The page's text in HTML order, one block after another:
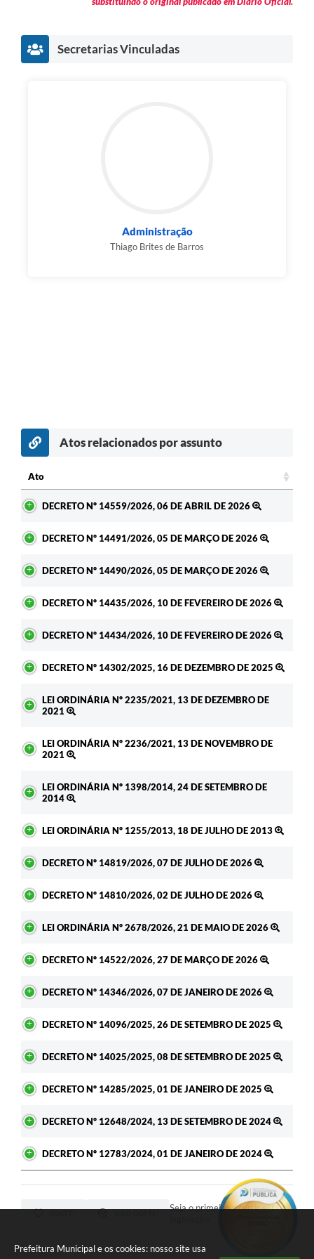
Prefeitura Municipal e os cookies: nosso site usa
Secretarias Vinculadas
Administração
Thiago Brites de Barros
Atos relacionados por assunto
Ato
DECRETO Nº 14559/2026, 06 DE ABRIL DE 2026
DECRETO Nº 14491/2026, 05 DE MARÇO DE 2026
DECRETO Nº 14490/2026, 05 DE MARÇO DE 2026
DECRETO Nº 14435/2026, 10 DE FEVEREIRO DE 2026
DECRETO Nº 14434/2026, 10 DE FEVEREIRO DE 2026
DECRETO Nº 14302/2025, 16 DE DEZEMBRO DE 2025
LEI ORDINÁRIA Nº 2235/2021, 13 DE DEZEMBRO DE
2021
LEI ORDINÁRIA Nº 2236/2021, 13 DE NOVEMBRO DE
2021
LEI ORDINÁRIA Nº 1398/2014, 24 DE SETEMBRO DE
2014
LEI ORDINÁRIA Nº 1255/2013, 18 DE JULHO DE 2013
DECRETO Nº 14819/2026, 07 DE JULHO DE 2026
DECRETO Nº 14810/2026, 02 DE JULHO DE 2026
LEI ORDINÁRIA Nº 2678/2026, 21 DE MAIO DE 2026
DECRETO Nº 14522/2026, 27 DE MARÇO DE 2026
DECRETO Nº 14346/2026, 07 DE JANEIRO DE 2026
DECRETO Nº 14096/2025, 26 DE SETEMBRO DE 2025
DECRETO Nº 14025/2025, 08 DE SETEMBRO DE 2025
DECRETO Nº 14285/2025, 01 DE JANEIRO DE 2025
DECRETO Nº 12648/2024, 13 DE SETEMBRO DE 2024
DECRETO Nº 12783/2024, 01 DE JANEIRO DE 2024
Seja o primeiro a curtir esta